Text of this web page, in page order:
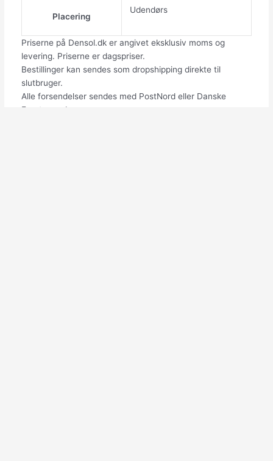
Placering
Udendørs
Priserne på Densol.dk er angivet eksklusiv moms og
levering. Priserne er dagspriser.
Bestillinger kan sendes som dropshipping direkte til
slutbruger.
Alle forsendelser sendes med PostNord eller Danske
Fragtmænd.